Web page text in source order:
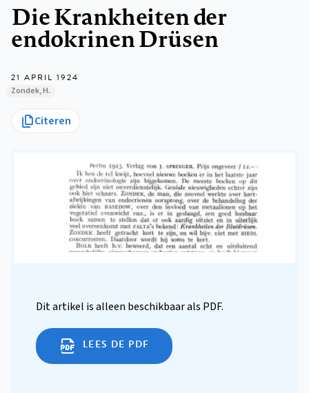
Die Krankheiten der
endokrinen Drüsen
21 APRIL 1924
Zondek, H.
Citeren
Dit artikel is alleen beschikbaar als PDF.
LEES DE PDF